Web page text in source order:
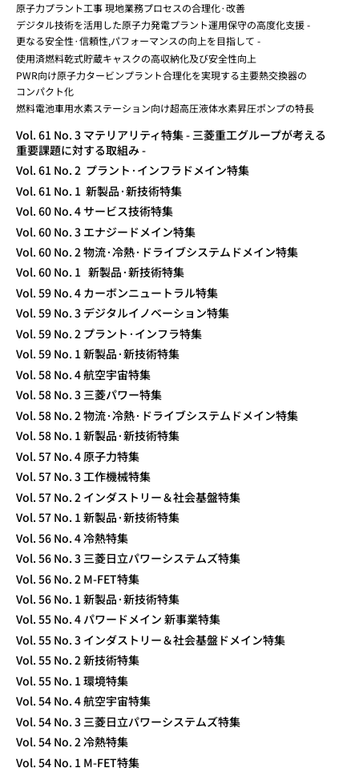
原子力プラント工事 現地業務プロセスの合理化·改善
デジタル技術を活用した原子力発電プラント運用保守の高度化支援 -
更なる安全性·信頼性,パフォーマンスの向上を目指して -
使用済燃料乾式貯蔵キャスクの高収納化及び安全性向上
PWR向け原子力タービンプラント合理化を実現する主要熱交換器の
コンパクト化
燃料電池車用水素ステーション向け超高圧液体水素昇圧ポンプの特長
Vol. 61 No. 3 マテリアリティ特集 - 三菱重工グループが考える
重要課題に対する取組み -
Vol. 61 No. 2 プラント·インフラドメイン特集
Vol. 61 No. 1 新製品·新技術特集
Vol. 60 No. 4 サービス技術特集
Vol. 60 No. 3 エナジードメイン特集
Vol. 60 No. 2 物流·冷熱·ドライブシステムドメイン特集
Vol. 60 No. 1 新製品·新技術特集
Vol. 59 No. 4 カーボンニュートラル特集
Vol. 59 No. 3 デジタルイノベーション特集
Vol. 59 No. 2 プラント·インフラ特集
Vol. 59 No. 1 新製品·新技術特集
Vol. 58 No. 4 航空宇宙特集
Vol. 58 No. 3 三菱パワー特集
Vol. 58 No. 2 物流·冷熱·ドライブシステムドメイン特集
Vol. 58 No. 1 新製品·新技術特集
Vol. 57 No. 4 原子力特集
Vol. 57 No. 3 工作機械特集
Vol. 57 No. 2 インダストリー＆社会基盤特集
Vol. 57 No. 1 新製品·新技術特集
Vol. 56 No. 4 冷熱特集
Vol. 56 No. 3 三菱日立パワーシステムズ特集
Vol. 56 No. 2 M-FET特集
Vol. 56 No. 1 新製品·新技術特集
Vol. 55 No. 4 パワードメイン 新事業特集
Vol. 55 No. 3 インダストリー＆社会基盤ドメイン特集
Vol. 55 No. 2 新技術特集
Vol. 55 No. 1 環境特集
Vol. 54 No. 4 航空宇宙特集
Vol. 54 No. 3 三菱日立パワーシステムズ特集
Vol. 54 No. 2 冷熱特集
Vol. 54 No. 1 M-FET特集